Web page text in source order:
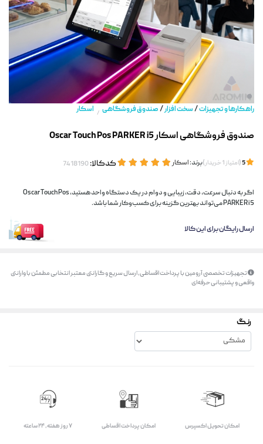
راهکارها و تجهیزات/سخت افزار/صندوق فروشگاهی / اسکار
صندوق فروشگاهی اسکار Oscar Touch Pos PARKER i5
(امتیاز1خریدار)برند:اسکار کدکالا:
اگر به دنبال سرعت، دقت، زیبایی و دوام در یک دستگاه واحد هستید، Oscar Touch Pos
PARKER i5 می‌تواند بهترین گزینه برای کسب‌وکار شما باشد.
ارسال رایگان برای این کالا
تجهیزات تخصصی آرومین با پرداخت اقساطی، ارسال سریع و گارانتی معتبر انتخابی مطمئن با وارانتی
واقعی و پشتیبانی حرفه‌ای
رنگ
اﻣﮑﺎن ﺗﺤﻮﯾﻞ اﮐﺴﭙﺮس امکان پرداخت اقساطی ۷ روز ﻫﻔﺘﻪ، ۲۴ ﺳﺎﻋﺘﻪ